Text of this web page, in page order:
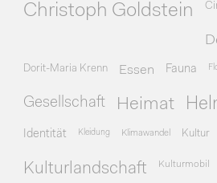
Christoph Goldstein
Dorit-Maria Krenn Essen Fauna
Gesellschaft Heimat
Identität Kleidung Klimawandel Kultur
Kulturlandschaft Kulturmobil